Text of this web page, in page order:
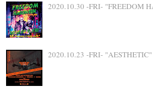
2020.10.30 -FRI- "FREEDOM
2020.10.23 -FRI- "AESTHETIC"